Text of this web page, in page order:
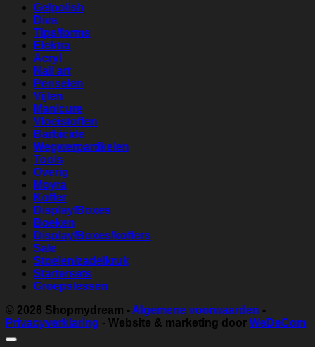
Gelpolish
Diva
Tips/forms
Elektra
Acryl
Nail art
Penselen
Vijlen
Manicure
Vloeistoffen
Barbicide
Wegwerpartikelen
Tools
Overig
Moyra
Koffer
Display/Boxes
Boeken
Display/Boxes/koffers
Sale
Stoelen/zadelkruk
Startersets
Groepslessen
© 2026 Shopmydream - Algemene voorwaarden -
Privacyverklaring - Website & marketing door WeDeCom